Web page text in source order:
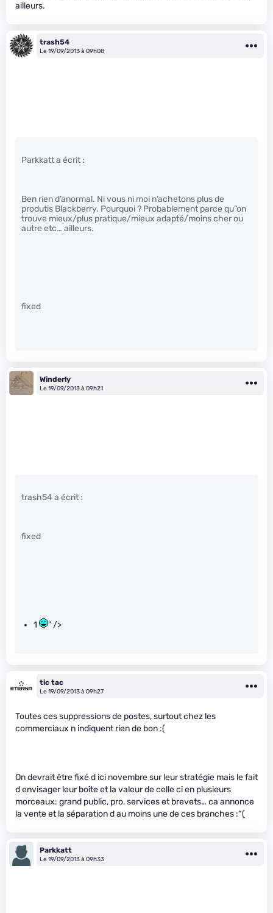
ailleurs.
trash54
Le 19/09/2013 à 09h08
Parkkatt a écrit :
Ben rien d’anormal. Ni vous ni moi n’achetons plus de
produtis Blackberry. Pourquoi ? Probablement parce qu”on
trouve mieux/plus pratique/mieux adapté/moins cher ou
autre etc… ailleurs.
fixed
Winderly
Le 19/09/2013 à 09h21
trash54 a écrit :
fixed
1 " />
tic tac
Le 19/09/2013 à 09h27
Toutes ces suppressions de postes, surtout chez les
commerciaux n indiquent rien de bon :(
On devrait être fixé d ici novembre sur leur stratégie mais le fait
d envisager leur boîte et la valeur de celle ci en plusieurs
morceaux: grand public, pro, services et brevets… ca annonce
la vente et la séparation d au moins une de ces branches :“(
Parkkatt
Le 19/09/2013 à 09h33